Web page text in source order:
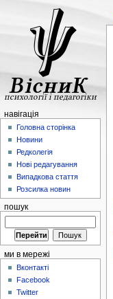
навігація
Головна сторінка
Новини
Редколегія
Нові редагування
Випадкова стаття
Розсилка новин
пошук
ми в мережі
Вконтакті
Facebook
Twitter